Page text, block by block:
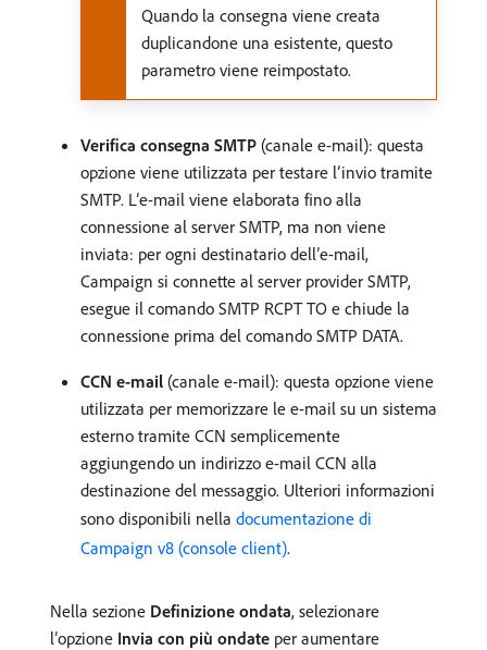
Quando la consegna viene creata
duplicandone una esistente, questo
parametro viene reimpostato.
Verifica consegna SMTP (canale e-mail): questa
opzione viene utilizzata per testare l’invio tramite
SMTP. L’e-mail viene elaborata fino alla
connessione al server SMTP, ma non viene
inviata: per ogni destinatario dell’e-mail,
Campaign si connette al server provider SMTP,
esegue il comando SMTP RCPT TO e chiude la
connessione prima del comando SMTP DATA.
CCN e-mail (canale e-mail): questa opzione viene
utilizzata per memorizzare le e-mail su un sistema
esterno tramite CCN semplicemente
aggiungendo un indirizzo e-mail CCN alla
destinazione del messaggio. Ulteriori informazioni
sono disponibili nella documentazione di
Campaign v8 (console client).
Nella sezione Definizione ondata, selezionare
l’opzione Invia con più ondate per aumentare